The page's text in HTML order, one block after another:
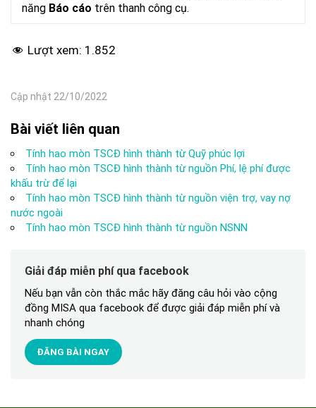
năng Báo cáo trên thanh công cụ.
Lượt xem: 1.852
Cập nhật 22/10/2022
Bài viết liên quan
Tính hao mòn TSCĐ hình thành từ Quỹ phúc lợi
Tính hao mòn TSCĐ hình thành từ nguồn Phí, lệ phí được
khấu trừ để lại
Tính hao mòn TSCĐ hình thành từ nguồn viện trợ, vay nợ
nước ngoài
Tính hao mòn TSCĐ hình thành từ nguồn NSNN
Giải đáp miễn phí qua facebook
Nếu bạn vẫn còn thắc mắc hãy đăng câu hỏi vào cộng
đồng MISA qua facebook để được giải đáp miễn phí và
nhanh chóng
ĐĂNG BÀI NGAY